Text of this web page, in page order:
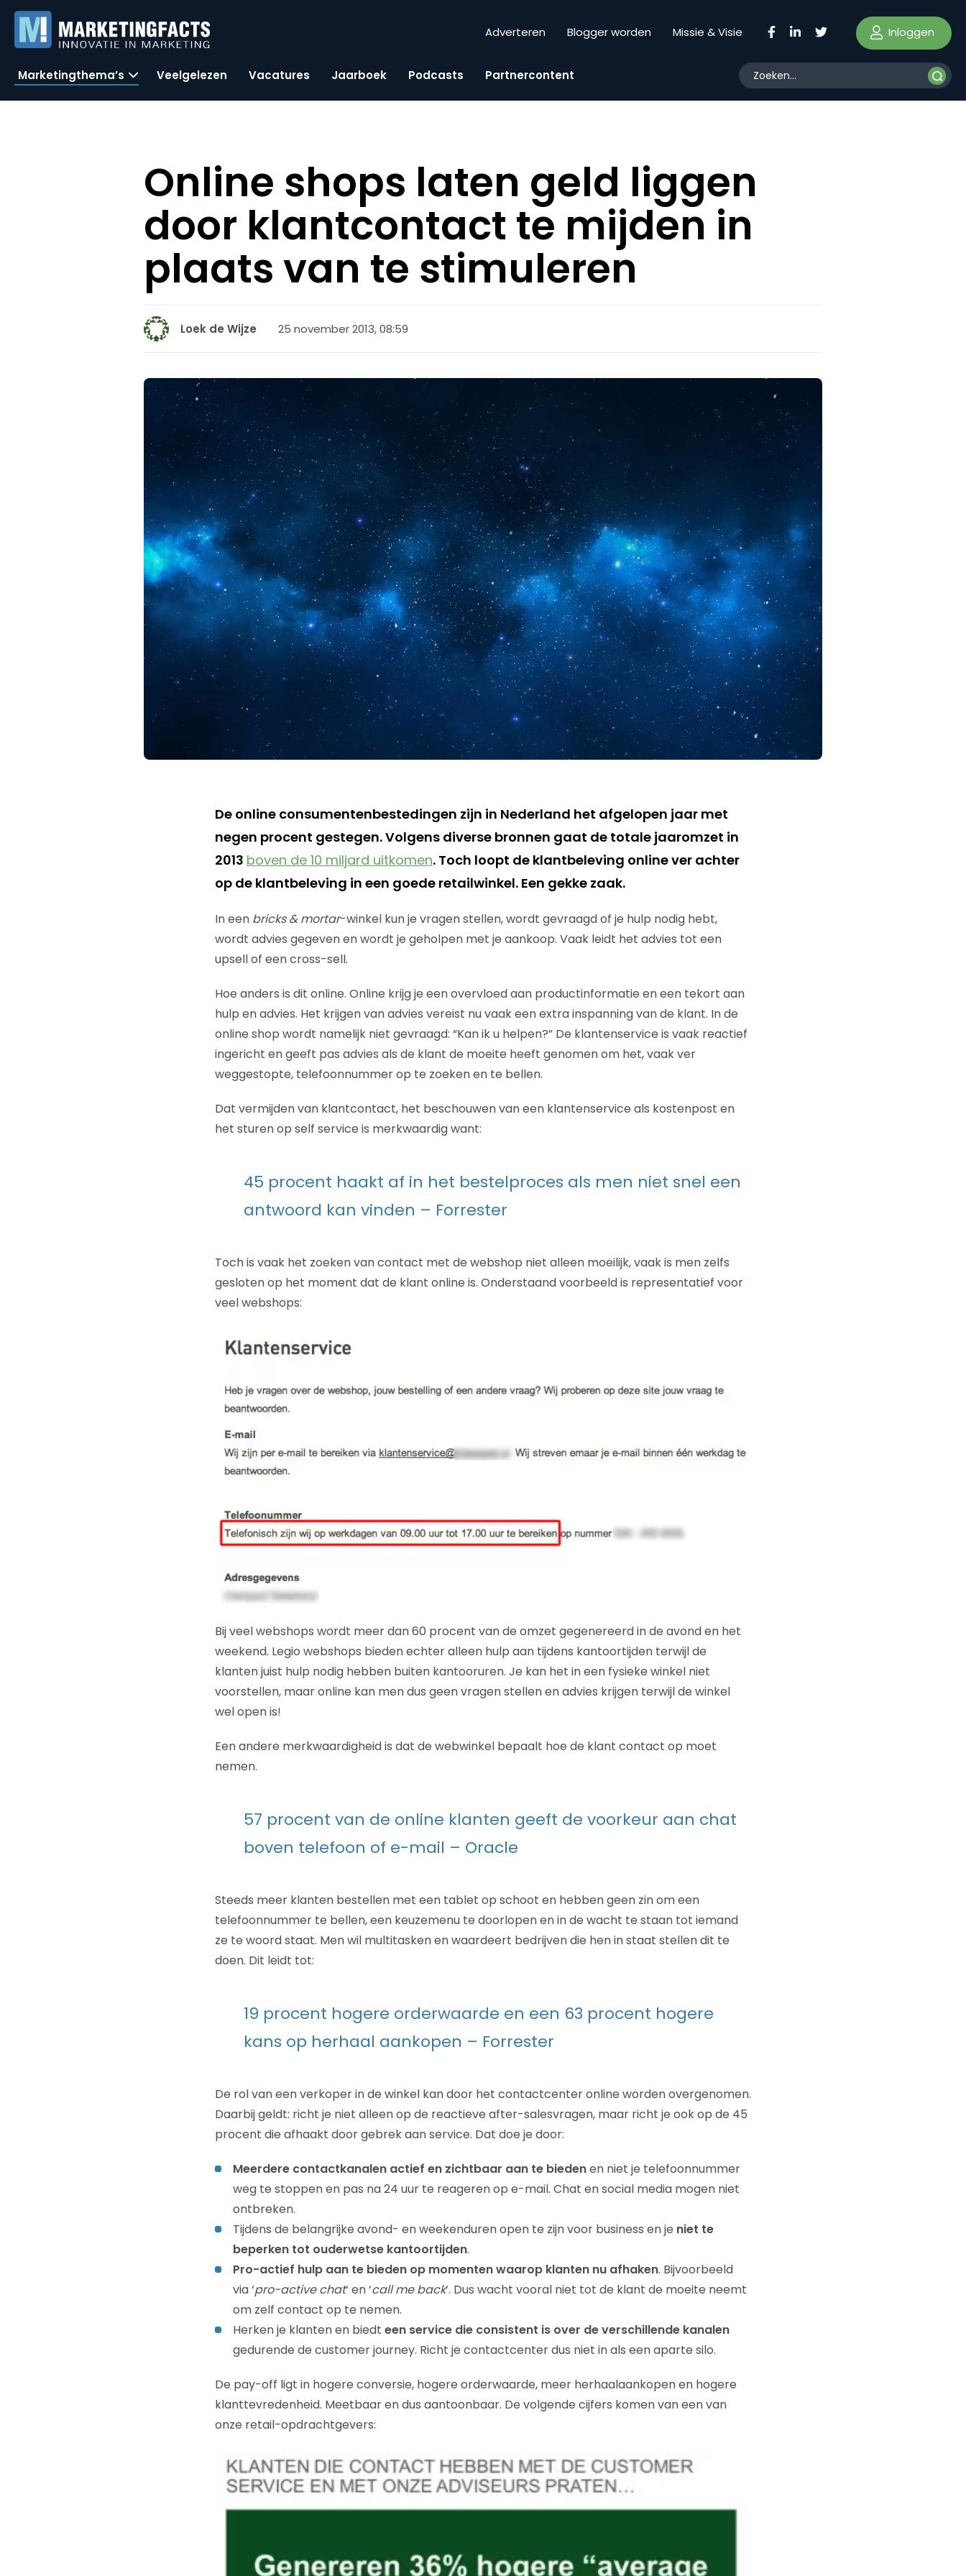
Adverteren Blogger worden Missie & Visie Inloggen
Marketingthema’s Veelgelezen Vacatures Jaarboek Podcasts Partnercontent
Online shops laten geld liggen
door klantcontact te mijden in
plaats van te stimuleren
Loek de Wijze 25 november 2013, 08:59
De online consumentenbestedingen zijn in Nederland het afgelopen jaar met
negen procent gestegen. Volgens diverse bronnen gaat de totale jaaromzet in
2013 boven de 10 miljard uitkomen. Toch loopt de klantbeleving online ver achter
op de klantbeleving in een goede retailwinkel. Een gekke zaak.
In een bricks & mortar-winkel kun je vragen stellen, wordt gevraagd of je hulp nodig hebt,
wordt advies gegeven en wordt je geholpen met je aankoop. Vaak leidt het advies tot een
upsell of een cross-sell.
Hoe anders is dit online. Online krijg je een overvloed aan productinformatie en een tekort aan
hulp en advies. Het krijgen van advies vereist nu vaak een extra inspanning van de klant. In de
online shop wordt namelijk niet gevraagd: “Kan ik u helpen?” De klantenservice is vaak reactief
ingericht en geeft pas advies als de klant de moeite heeft genomen om het, vaak ver
weggestopte, telefoonnummer op te zoeken en te bellen.
Dat vermijden van klantcontact, het beschouwen van een klantenservice als kostenpost en
het sturen op self service is merkwaardig want:
45 procent haakt af in het bestelproces als men niet snel een
antwoord kan vinden – Forrester
Toch is vaak het zoeken van contact met de webshop niet alleen moeilijk, vaak is men zelfs
gesloten op het moment dat de klant online is. Onderstaand voorbeeld is representatief voor
veel webshops:
Bij veel webshops wordt meer dan 60 procent van de omzet gegenereerd in de avond en het
weekend. Legio webshops bieden echter alleen hulp aan tijdens kantoortijden terwijl de
klanten juist hulp nodig hebben buiten kantooruren. Je kan het in een fysieke winkel niet
voorstellen, maar online kan men dus geen vragen stellen en advies krijgen terwijl de winkel
wel open is!
Een andere merkwaardigheid is dat de webwinkel bepaalt hoe de klant contact op moet
nemen.
57 procent van de online klanten geeft de voorkeur aan chat
boven telefoon of e-mail – Oracle
Steeds meer klanten bestellen met een tablet op schoot en hebben geen zin om een
telefoonnummer te bellen, een keuzemenu te doorlopen en in de wacht te staan tot iemand
ze te woord staat. Men wil multitasken en waardeert bedrijven die hen in staat stellen dit te
doen. Dit leidt tot:
19 procent hogere orderwaarde en een 63 procent hogere
kans op herhaal aankopen – Forrester
De rol van een verkoper in de winkel kan door het contactcenter online worden overgenomen.
Daarbij geldt: richt je niet alleen op de reactieve after-salesvragen, maar richt je ook op de 45
procent die afhaakt door gebrek aan service. Dat doe je door:
Meerdere contactkanalen actief en zichtbaar aan te biedenen niet je telefoonnummer
weg te stoppen en pas na 24 uur te reageren op e-mail. Chat en social media mogen niet
ontbreken.
Tijdens de belangrijke avond- en weekenduren open te zijn voor business en je niet te
beperken tot ouderwetse kantoortijden.
Pro-actief hulp aan te bieden op momenten waarop klanten nu afhaken. Bijvoorbeeld
via ‘pro-active chat‘ en ‘call me back‘. Dus wacht vooral niet tot de klant de moeite neemt
om zelf contact op te nemen.
Herken je klanten en biedt een service die consistent is over de verschillende kanalen
gedurende de customer journey. Richt je contactcenter dus niet in als een aparte silo.
De pay-off ligt in hogere conversie, hogere orderwaarde, meer herhaalaankopen en hogere
klanttevredenheid. Meetbaar en dus aantoonbaar. De volgende cijfers komen van een van
onze retail-opdrachtgevers: